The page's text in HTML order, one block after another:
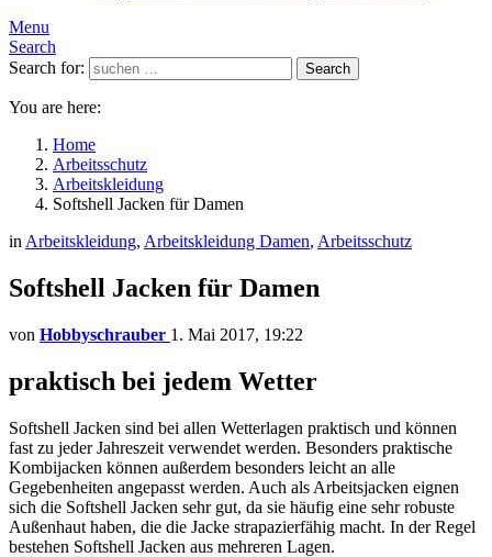
Menu
Search
Search for:
Search
You are here:
Home
Arbeitsschutz
Arbeitskleidung
Softshell Jacken für Damen
in Arbeitskleidung, Arbeitskleidung Damen, Arbeitsschutz
Softshell Jacken für Damen
von Hobbyschrauber 1. Mai 2017, 19:22
praktisch bei jedem Wetter
Softshell Jacken sind bei allen Wetterlagen praktisch und können
fast zu jeder Jahreszeit verwendet werden. Besonders praktische
Kombijacken können außerdem besonders leicht an alle
Gegebenheiten angepasst werden. Auch als Arbeitsjacken eignen
sich die Softshell Jacken sehr gut, da sie häufig eine sehr robuste
Außenhaut haben, die die Jacke strapazierfähig macht. In der Regel
bestehen Softshell Jacken aus mehreren Lagen.